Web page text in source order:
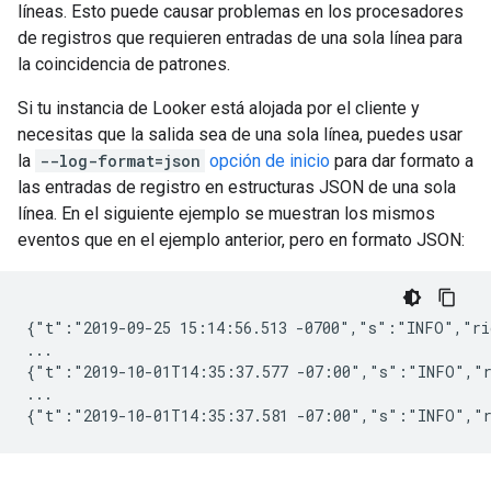
líneas. Esto puede causar problemas en los procesadores
de registros que requieren entradas de una sola línea para
la coincidencia de patrones.
Si tu instancia de Looker está alojada por el cliente y
necesitas que la salida sea de una sola línea, puedes usar
la --log-format=json opción de inicio para dar formato a
las entradas de registro en estructuras JSON de una sola
línea. En el siguiente ejemplo se muestran los mismos
eventos que en el ejemplo anterior, pero en formato JSON:
{"t":"2019-09-25 15:14:56.513 -
...
{"t":"2019-10-01T14:35:37.577 -
...